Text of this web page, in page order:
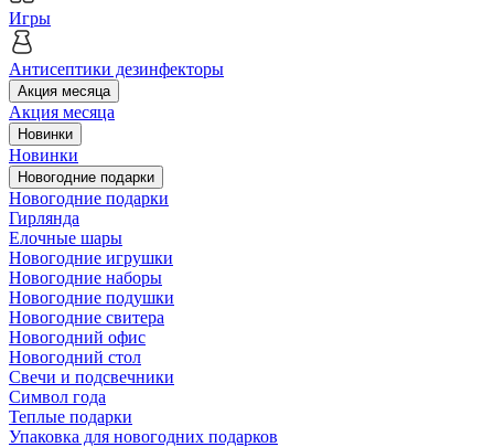
Игры
Антисептики дезинфекторы
Акция месяца
Акция месяца
Новинки
Новинки
Новогодние подарки
Новогодние подарки
Гирлянда
Елочные шары
Новогодние игрушки
Новогодние наборы
Новогодние подушки
Новогодние свитера
Новогодний офис
Новогодний стол
Свечи и подсвечники
Символ года
Теплые подарки
Упаковка для новогодних подарков